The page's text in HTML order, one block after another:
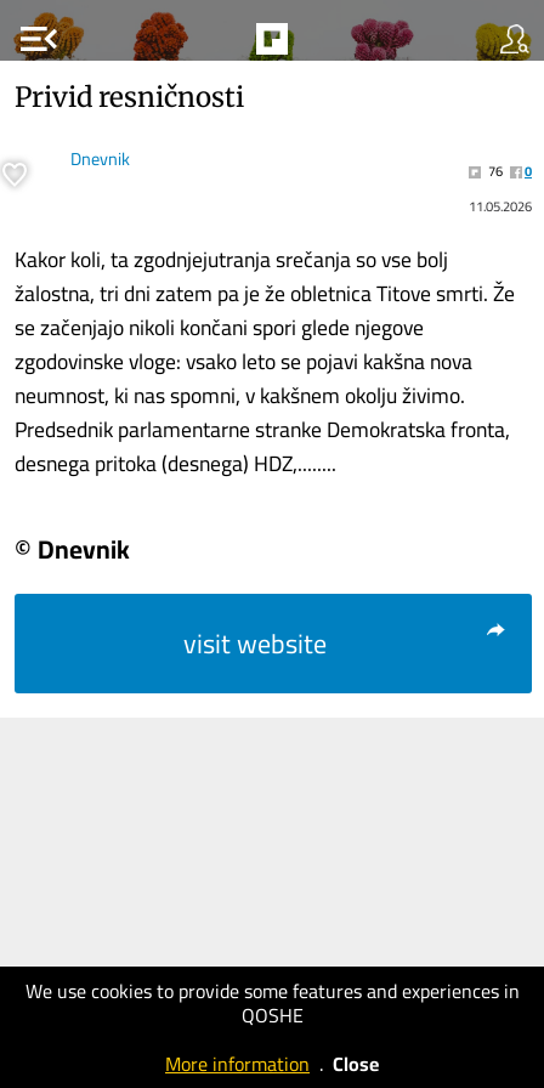
menu_open
We use cookies to provide some features and experiences in
QOSHE
More information . Close
Privid resničnosti
Dnevnik 76
0
11.05.2026
Kakor koli, ta zgodnjejutranja srečanja so vse bolj
žalostna, tri dni zatem pa je že obletnica Titove smrti. Že
se začenjajo nikoli končani spori glede njegove
zgodovinske vloge: vsako leto se pojavi kakšna nova
neumnost, ki nas spomni, v kakšnem okolju živimo.
Predsednik parlamentarne stranke Demokratska fronta,
desnega pritoka (desnega) HDZ,........
© Dnevnik
visit website